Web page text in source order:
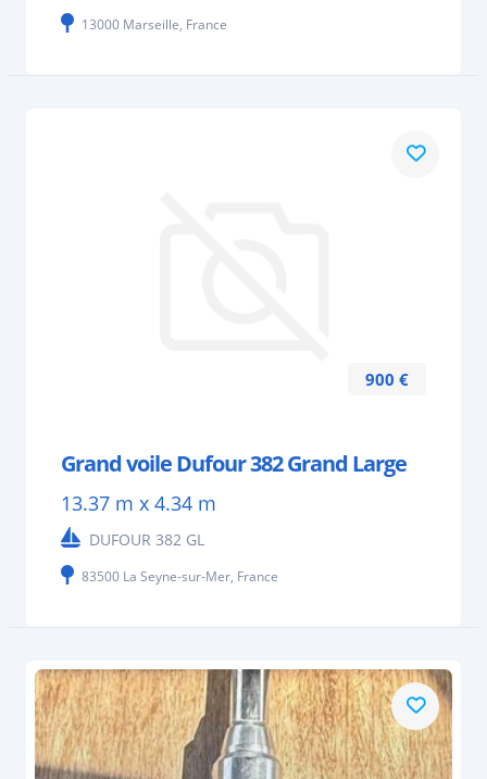
13000 Marseille, France
900 €
Grand voile Dufour 382 Grand Large
13.37 m x 4.34 m
DUFOUR 382 GL
83500 La Seyne-sur-Mer, France